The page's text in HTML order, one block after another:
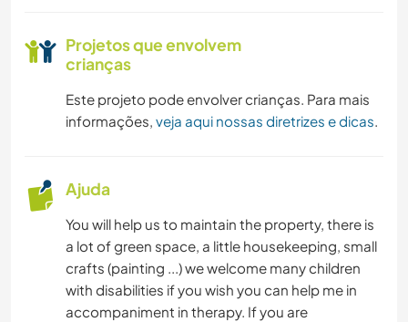
Projetos que envolvem
crianças
Este projeto pode envolver crianças. Para mais
informações, veja aqui nossas diretrizes e dicas.
Ajuda
You will help us to maintain the property, there is
a lot of green space, a little housekeeping, small
crafts (painting ...) we welcome many children
with disabilities if you wish you can help me in
accompaniment in therapy. If you are